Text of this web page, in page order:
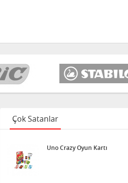
Çok Satanlar
Uno Crazy Oyun Kartı